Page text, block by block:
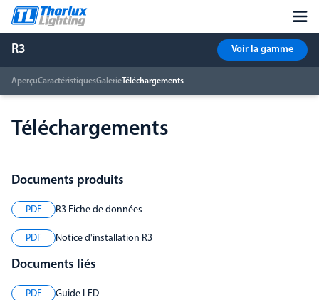
R3
AperçuCaractéristiquesGalerieTéléchargements
Voir la gamme
Téléchargements
Documents produits
PDF R3 Fiche de données
PDF Notice d'installation R3
Documents liés
PDF Guide LED